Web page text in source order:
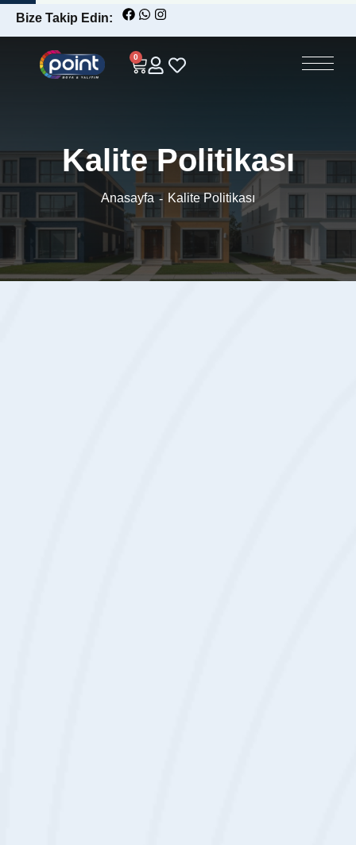
Bize Takip Edin:
0
Kalite Politikası
Anasayfa Kalite Politikası